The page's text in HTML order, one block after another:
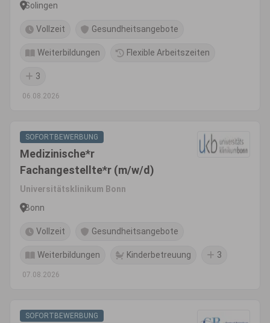
Solingen
Vollzeit Gesundheitsangebote
Weiterbildungen Flexible Arbeitszeiten
3
06.08.2026
SOFORTBEWERBUNG
Medizinische*r
Fachangestellte*r (m/w/d)
Universitätsklinikum Bonn
Bonn
Vollzeit Gesundheitsangebote
Weiterbildungen Kinderbetreuung 3
07.08.2026
SOFORTBEWERBUNG